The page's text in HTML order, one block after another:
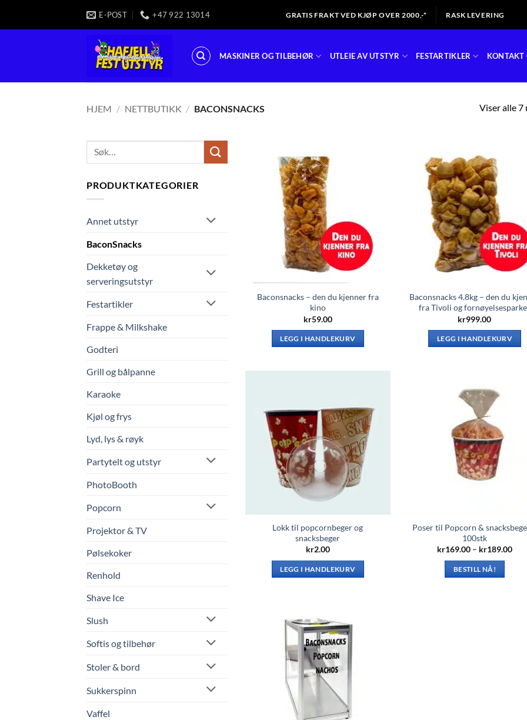
E-POST +47 922 13014 GRATIS FRAKT VED KJØP OVER 2000,-* RASK LEVERING
MASKINER OG TILBEHØR UTLEIE AV UTSTYR FESTARTIKLER KONTAKT
HJEM / NETTBUTIKK / BACONSNACKS Viser alle
Søk
PRODUKTKATEGORIER
Annet utstyr
BaconSnacks
Dekketøy og
serveringsutstyr
Festartikler
Frappe & Milkshake
Godteri
Grill og bålpanne
Karaoke
Kjøl og frys
Lyd, lys & røyk
Partytelt og utstyr
PhotoBooth
Popcorn
Projektor & TV
Pølsekoker
Renhold
Shave Ice
Slush
Softis og tilbehør
Stoler & bord
Sukkerspinn
Vaffel
Baconsnacks – den du kjenner fra
kino
kr59.00
LEGG I HANDLEKURV
Baconsnacks 4.8kg – den du
fra Tivoli og
kr999.00
LEGG I HANDLEKURV
Lokk til popcornbeger og
snacksbeger
kr2.00
LEGG I HANDLEKURV
Poser til Popcorn &
100stk
kr169.00 – kr189.00
BESTILL NÅ!